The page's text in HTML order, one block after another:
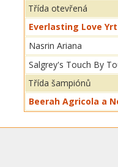
Třída otevřená
Everlasting Love
Nasrin Ariana
Salgrey's Touch By
Třída šampiónů
Beerah Agricola a